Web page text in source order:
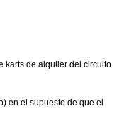
karts de alquiler del circuito
en el supuesto de que el